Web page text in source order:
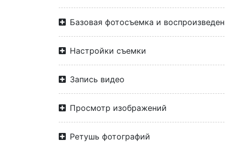
Базовая фотосъемка и
Настройки съемки
Запись видео
Просмотр изображений
Ретушь фотографий